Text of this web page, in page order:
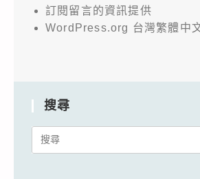
訂閱留言的資訊提供
WordPress.org 台灣繁體中
搜尋
Search